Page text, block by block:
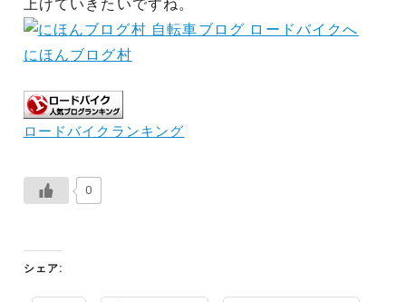
上げていきたいですね。
にほんブログ村
ロードバイクランキング
0
シェア: